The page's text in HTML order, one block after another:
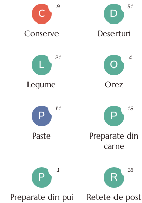
C
Conserve
9
D
Deserturi
51
L
Legume
21
O
Orez
4
P
Paste
11
P
Preparate din
carne
18
P
Preparate din pui
1
R
Retete de post
18